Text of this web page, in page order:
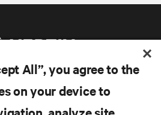
All”, you agree to the
on your device to